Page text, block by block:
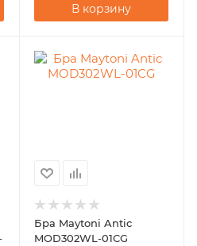
В корзину
Бра Maytoni Antic
MOD302WL-01CG